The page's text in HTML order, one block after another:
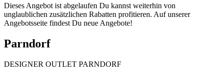
Dieses Angebot ist abgelaufen Du kannst weiterhin von
unglaublichen zusätzlichen Rabatten profitieren. Auf unserer
Angebotsseite findest Du neue Angebote!
Parndorf
DESIGNER OUTLET PARNDORF